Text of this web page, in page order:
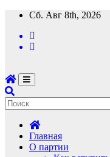
Перейти
содержимому
Сб. Авг 8th, 2026
Главная
О партии